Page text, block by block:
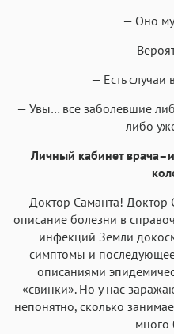
— Оно
—
— Есть
— Увы… все заболевшие
либо
Личный кабинет
— Доктор Саманта! Доктор
описание болезни в
инфекций Земли
симптомы и
описаниями
«свинки». Но у нас
непонятно, сколько
много